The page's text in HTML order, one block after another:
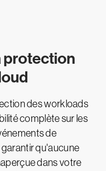
protection
des workloads
complète sur les
de
qu'aucune
dans votre